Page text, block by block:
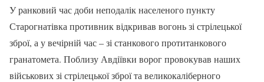
У ранковий час доби неподалік населеного пункту
Старогнатівка противник відкривав вогонь зі стрілецької
зброї, а у вечірній час – зі станкового протитанкового
гранатомета. Поблизу Авдіївки ворог провокував наших
військових зі стрілецької зброї та великокаліберного